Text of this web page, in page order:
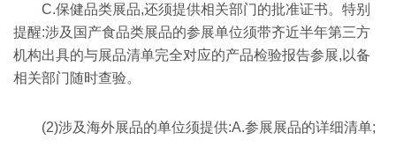
C.保健品类展品,还须提供相关部门的批准证书。特别
提醒:涉及国产食品类展品的参展单位须带齐近半年第三方
机构出具的与展品清单完全对应的产品检验报告参展,以备
相关部门随时查验。
(2)涉及海外展品的单位须提供:A.参展展品的详细清单;